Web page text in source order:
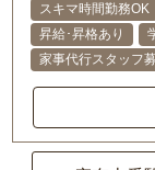
スキマ時間勤務OK
昇給･昇格あり
家事代行スタッフ